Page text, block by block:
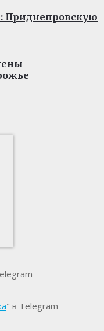
Приднепровскую
" в Telegram